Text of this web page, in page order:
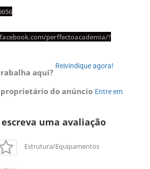
perffectoacademia/?
aqui?
Reivindique agora!
do anúncio Entre em
uma avaliação
Estrutura/Equipamentos